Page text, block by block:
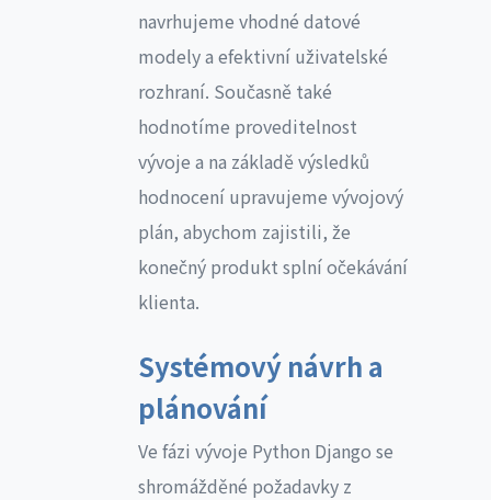
navrhujeme vhodné datové
modely a efektivní uživatelské
rozhraní. Současně také
hodnotíme proveditelnost
vývoje a na základě výsledků
hodnocení upravujeme vývojový
plán, abychom zajistili, že
konečný produkt splní očekávání
klienta.
Systémový návrh a
plánování
Ve fázi vývoje Python Django se
shromážděné požadavky z